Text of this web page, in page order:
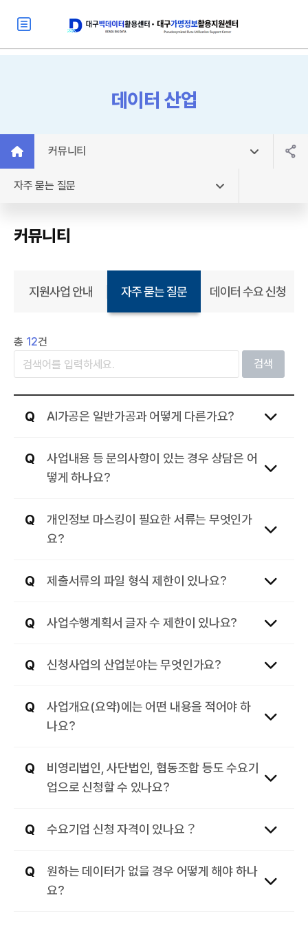
데이터 산업
커뮤니티
자주 묻는 질문
커뮤니티
지원사업 안내 자주 묻는 질문 데이터 수요 신청
총 12건
검색
AI가공은 일반가공과 어떻게 다른가요?
사업내용 등 문의사항이 있는 경우 상담은 어
떻게 하나요?
개인정보 마스킹이 필요한 서류는 무엇인가
요?
제출서류의 파일 형식 제한이 있나요?
사업수행계획서 글자 수 제한이 있나요?
신청사업의 산업분야는 무엇인가요?
사업개요(요약)에는 어떤 내용을 적어야 하
나요?
비영리법인, 사단법인, 협동조합 등도 수요기
업으로 신청할 수 있나요?
수요기업 신청 자격이 있나요？
원하는 데이터가 없을 경우 어떻게 해야 하나
요?